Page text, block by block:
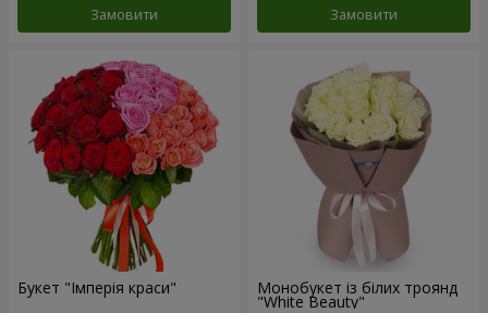
Замовити Замовити
Букет "Імперія краси" Монобукет із білих троянд
"White Beauty"